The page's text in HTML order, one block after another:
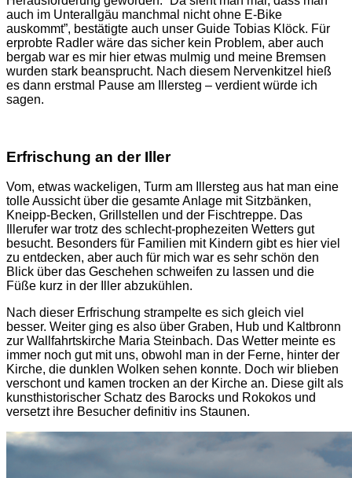
auch im Unterallgäu manchmal nicht ohne E-Bike
auskommt”, bestätigte auch unser Guide Tobias Klöck. Für
erprobte Radler wäre das sicher kein Problem, aber auch
bergab war es mir hier etwas mulmig und meine Bremsen
wurden stark beansprucht. Nach diesem Nervenkitzel hieß
es dann erstmal Pause am Illersteg – verdient würde ich
sagen.
Erfrischung an der Iller
Vom, etwas wackeligen, Turm am Illersteg aus hat man eine
tolle Aussicht über die gesamte Anlage mit Sitzbänken,
Kneipp-Becken, Grillstellen und der Fischtreppe. Das
Illerufer war trotz des schlecht-prophezeiten Wetters gut
besucht. Besonders für Familien mit Kindern gibt es hier viel
zu entdecken, aber auch für mich war es sehr schön den
Blick über das Geschehen schweifen zu lassen und die
Füße kurz in der Iller abzukühlen.
Nach dieser Erfrischung strampelte es sich gleich viel
besser. Weiter ging es also über Graben, Hub und Kaltbronn
zur Wallfahrtskirche Maria Steinbach. Das Wetter meinte es
immer noch gut mit uns, obwohl man in der Ferne, hinter der
Kirche, die dunklen Wolken sehen konnte. Doch wir blieben
verschont und kamen trocken an der Kirche an. Diese gilt als
kunsthistorischer Schatz des Barocks und Rokokos und
versetzt ihre Besucher definitiv ins Staunen.